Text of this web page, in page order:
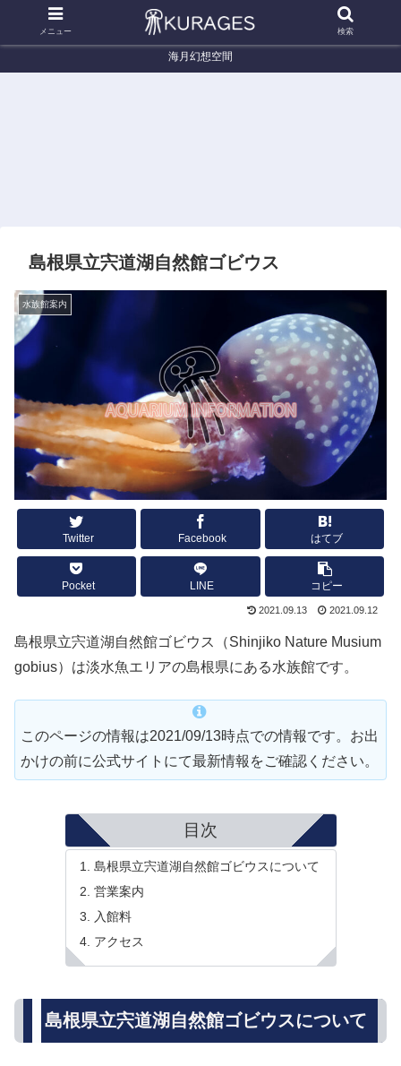
海月幻想空間
島根県立宍道湖自然館ゴビウス
水族館案内
Twitter Facebook はてブ
Pocket LINE コピー
2021.09.13 2021.09.12
島根県立宍道湖自然館ゴビウス（Shinjiko Nature Musium
gobius）は淡水魚エリアの島根県にある水族館です。
このページの情報は2021/09/13時点での情報です。お出
かけの前に公式サイトにて最新情報をご確認ください。
目次
島根県立宍道湖自然館ゴビウスについて
営業案内
入館料
アクセス
島根県立宍道湖自然館ゴビウスについて
メニュー 検索